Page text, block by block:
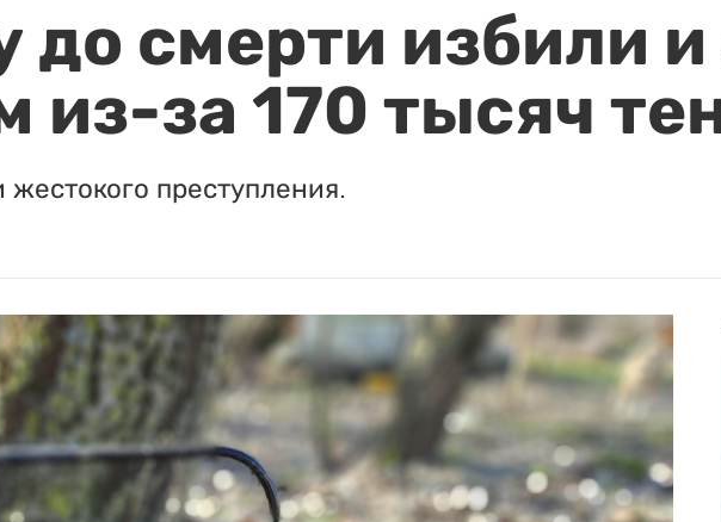
смерти избили и
из-за 170 тысяч
преступления.